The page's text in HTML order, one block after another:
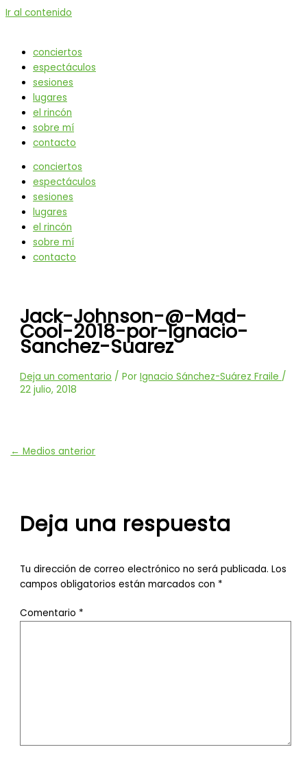
Ir al contenido
conciertos
espectáculos
sesiones
lugares
el rincón
sobre mí
contacto
conciertos
espectáculos
sesiones
lugares
el rincón
sobre mí
contacto
Jack-Johnson-@-Mad-
Cool-2018-por-Ignacio-
Sanchez-Suarez
Deja un comentario / PorIgnacio Sánchez-Suárez Fraile /
22 julio, 2018
← Medios anterior
Deja una respuesta
Tu dirección de correo electrónico no será publicada. Los
campos obligatorios están marcados con *
Comentario *